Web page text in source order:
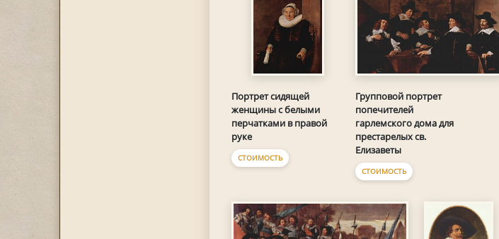
Портрет сидящей
женщины с белыми
перчатками в правой
руке
СТОИМОСТЬ
Групповой портрет
попечителей
гарлемского дома для
престарелых св.
Елизаветы
СТОИМОСТЬ